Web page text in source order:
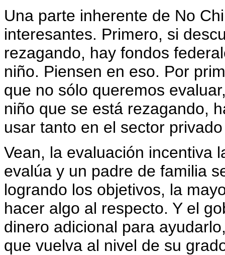
Una parte inherente de No
interesantes. Primero, si
rezagando, hay fondos
niño. Piensen en eso. Por
que no sólo queremos
niño que se está rezagando,
usar tanto en el sector
Vean, la evaluación incentiva
evalúa y un padre de familia
logrando los objetivos, la
hacer algo al respecto. Y el
dinero adicional para
que vuelva al nivel de su